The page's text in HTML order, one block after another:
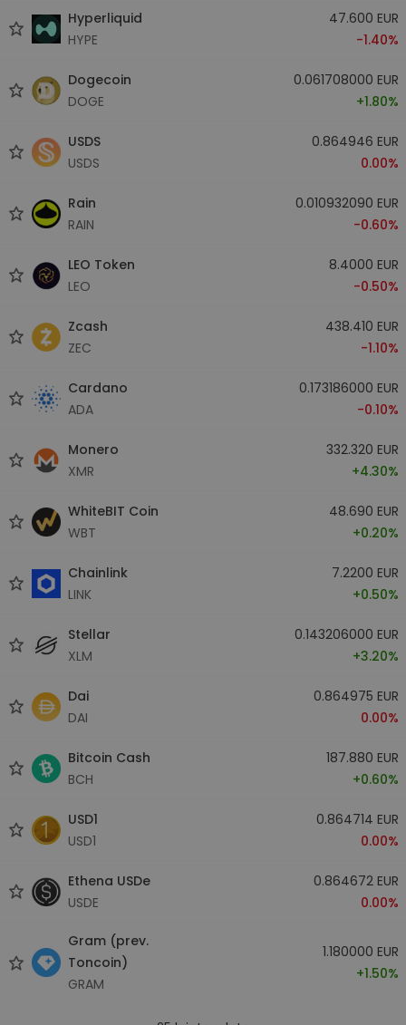
Hyperliquid
HYPE
47.600 EUR
-1.40%
Dogecoin
DOGE
0.061708000 EUR
+1.80%
USDS
USDS
0.864946 EUR
0.00%
Rain
RAIN
0.010932090 EUR
-0.60%
LEO Token
LEO
8.4000 EUR
-0.50%
Zcash
ZEC
438.410 EUR
-1.10%
Cardano
ADA
0.173186000 EUR
-0.10%
Monero
XMR
332.320 EUR
+4.30%
WhiteBIT Coin
WBT
48.690 EUR
+0.20%
Chainlink
LINK
7.2200 EUR
+0.50%
Stellar
XLM
0.143206000 EUR
+3.20%
Dai
DAI
0.864975 EUR
0.00%
Bitcoin Cash
BCH
187.880 EUR
+0.60%
USD1
USD1
0.864714 EUR
0.00%
Ethena USDe
USDE
0.864672 EUR
0.00%
Gram (prev.
Toncoin)
GRAM
1.180000 EUR
+1.50%